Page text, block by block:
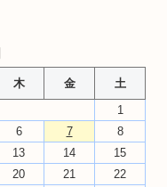
木 金
土
1
6 7
8
13 14
15
20 21
22